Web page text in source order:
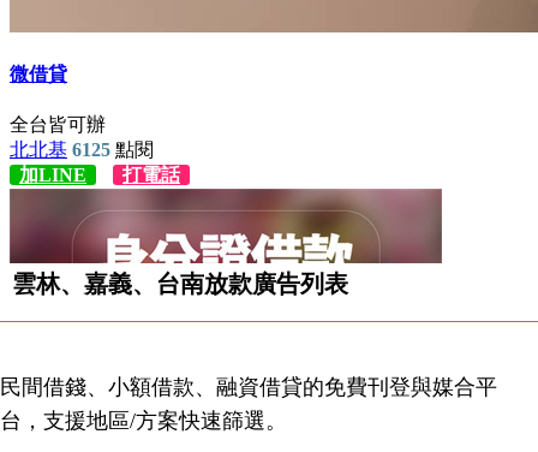
雲林、嘉義、台南放款廣告列表
民間借錢、小額借款、融資借貸的免費刊登與媒合平
台，支援地區/方案快速篩選。